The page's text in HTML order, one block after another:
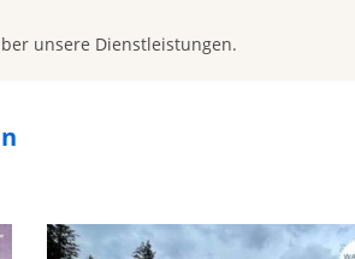
unsere Dienstleistungen.